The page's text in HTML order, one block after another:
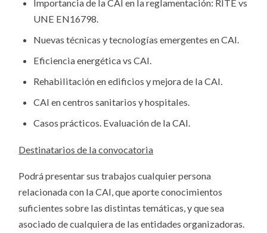
Importancia de la CAI en la reglamentación: RITE vs
UNE EN16798.
Nuevas técnicas y tecnologías emergentes en CAI.
Eficiencia energética vs CAI.
Rehabilitación en edificios y mejora de la CAI.
CAI en centros sanitarios y hospitales.
Casos prácticos. Evaluación de la CAI.
Destinatarios de la convocatoria
Podrá presentar sus trabajos cualquier persona
relacionada con la CAI, que aporte conocimientos
suficientes sobre las distintas temáticas, y que sea
asociado de cualquiera de las entidades organizadoras.